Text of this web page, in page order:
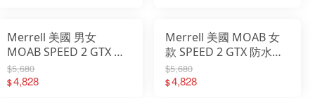
Merrell 美國 男女
MOAB SPEED 2 GTX 防
水登山鞋 ML500452
ML037513
$5,680
$4,828
Merrell 美國 MOAB 女
款 SPEED 2 GTX 防水登
山健行鞋 ML00003621
$5,680
$4,828